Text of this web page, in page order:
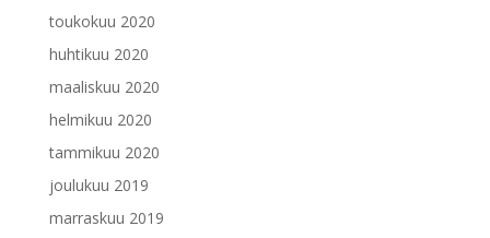
toukokuu 2020
huhtikuu 2020
maaliskuu 2020
helmikuu 2020
tammikuu 2020
joulukuu 2019
marraskuu 2019